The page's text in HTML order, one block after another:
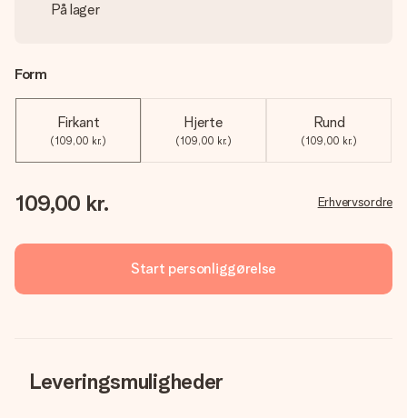
På lager
Form
Firkant
(109,00 kr.)
Hjerte
(109,00 kr.)
Rund
(109,00 kr.)
109,00 kr. Erhvervsordre
Start personliggørelse
Leveringsmuligheder